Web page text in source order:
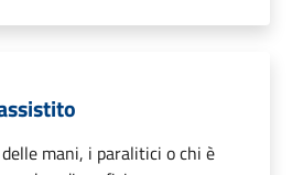
mani, i paralitici o chi è